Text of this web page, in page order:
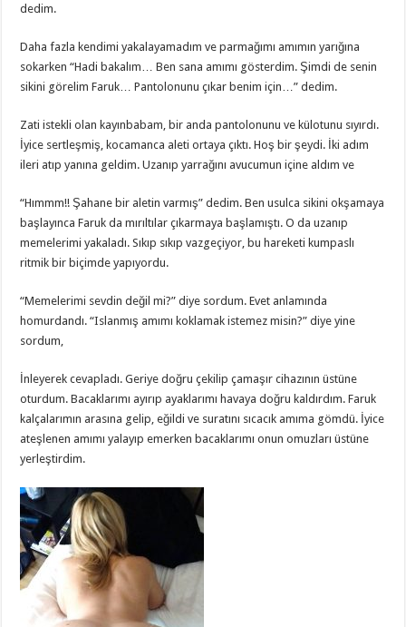
dedim.
Daha fazla kendimi yakalayamadım ve parmağımı amımın yarığına
sokarken “Hadi bakalım… Ben sana amımı gösterdim. Şimdi de senin
sikini görelim Faruk… Pantolonunu çıkar benim için…” dedim.
Zati istekli olan kayınbabam, bir anda pantolonunu ve külotunu sıyırdı.
İyice sertleşmiş, kocamanca aleti ortaya çıktı. Hoş bir şeydi. İki adım
ileri atıp yanına geldim. Uzanıp yarrağını avucumun içine aldım ve
“Hımmm!! Şahane bir aletin varmış” dedim. Ben usulca sikini okşamaya
başlayınca Faruk da mırıltılar çıkarmaya başlamıştı. O da uzanıp
memelerimi yakaladı. Sıkıp sıkıp vazgeçiyor, bu hareketi kumpaslı
ritmik bir biçimde yapıyordu.
“Memelerimi sevdin değil mi?” diye sordum. Evet anlamında
homurdandı. “Islanmış amımı koklamak istemez misin?” diye yine
sordum,
İnleyerek cevapladı. Geriye doğru çekilip çamaşır cihazının üstüne
oturdum. Bacaklarımı ayırıp ayaklarımı havaya doğru kaldırdım. Faruk
kalçalarımın arasına gelip, eğildi ve suratını sıcacık amıma gömdü. İyice
ateşlenen amımı yalayıp emerken bacaklarımı onun omuzları üstüne
yerleştirdim.